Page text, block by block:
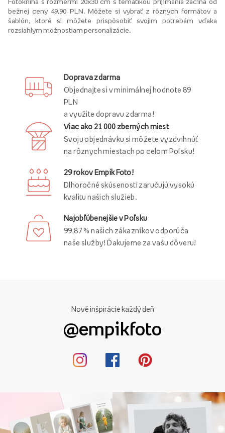
Fotokniha s rozmermi 20x30 cm s tematikou prijímania začína od
bežnej ceny 49,90 PLN. Môžete si vybrať z rôznych formátov a
šablón, ktoré si môžete prispôsobiť svojim potrebám vďaka
rozsiahlym možnostiam personalizácie.
Doprava zdarma
Objednajte si v minimálnej hodnote 89
PLN
a využite dopravu zdarma!
Viac ako 21 000 zberných miest
Svoju objednávku si môžete vyzdvihnúť
na rôznych miestach po celom Poľsku!
29 rokov Empik Foto!
Dlhoročné skúsenosti zaručujú vysokú
kvalitu našich služieb.
Najobľúbenejšie v Poľsku
99,87 % našich zákazníkov odporúča
naše služby! Ďakujeme za vašu dôveru!
Nové inšpirácie každý deň
@empikfoto